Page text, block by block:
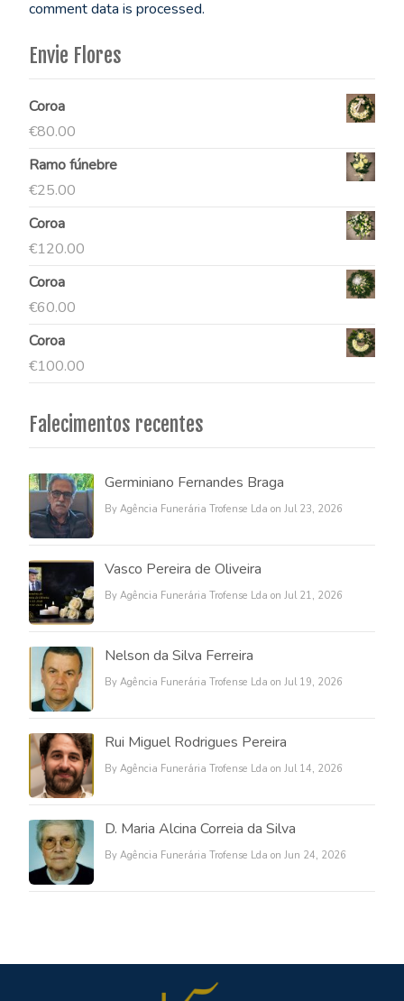
comment data is processed.
Envie Flores
Coroa
€80.00
Ramo fúnebre
€25.00
Coroa
€120.00
Coroa
€60.00
Coroa
€100.00
Falecimentos recentes
Germiniano Fernandes Braga
By Agência Funerária Trofense Lda on Jul 23, 2026
Vasco Pereira de Oliveira
By Agência Funerária Trofense Lda on Jul 21, 2026
Nelson da Silva Ferreira
By Agência Funerária Trofense Lda on Jul 19, 2026
Rui Miguel Rodrigues Pereira
By Agência Funerária Trofense Lda on Jul 14, 2026
D. Maria Alcina Correia da Silva
By Agência Funerária Trofense Lda on Jun 24, 2026